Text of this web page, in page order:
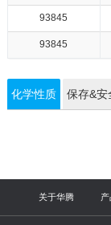
93845
93845
化学性质 保存&安
关于华腾